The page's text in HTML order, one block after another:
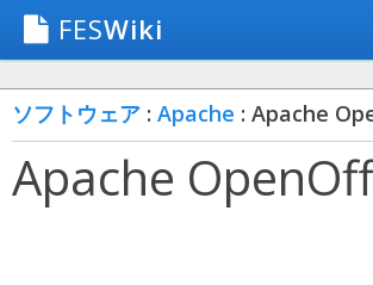
FESWiki
ソフトウェア : Apache : Apache
Apache